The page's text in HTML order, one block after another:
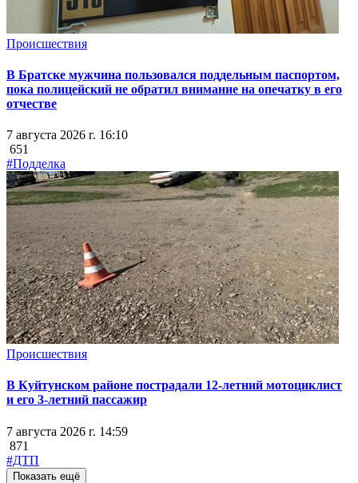
Происшествия
В Братске мужчина пользовался поддельным паспортом,
пока полицейский не обратил внимание на опечатку в его
отчестве
7 августа 2026 г. 16:10
651
#Подделка
Происшествия
В Куйтунском районе пострадали 12-летний мотоциклист
и его 3-летний пассажир
7 августа 2026 г. 14:59
871
#ДТП
Показать ещё